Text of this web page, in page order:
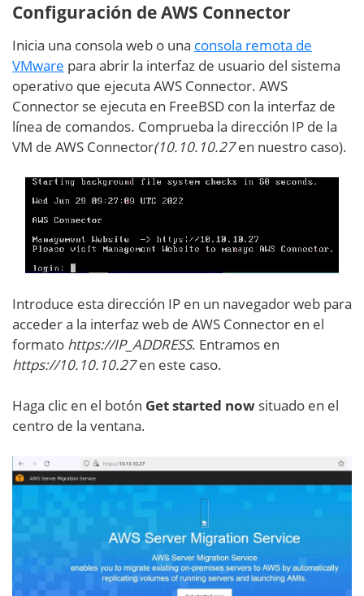
Configuración de AWS Connector
Inicia una consola web o una consola remota de
VMware para abrir la interfaz de usuario del sistema
operativo que ejecuta AWS Connector. AWS
Connector se ejecuta en FreeBSD con la interfaz de
línea de comandos. Comprueba la dirección IP de la
VM de AWS Connector(10.10.10.27en nuestro caso).
Introduce esta dirección IP en un navegador web para
acceder a la interfaz web de AWS Connector en el
formato https://IP_ADDRESS. Entramos en
https://10.10.10.27en este caso.
Haga clic en el botón Get started now situado en el
centro de la ventana.